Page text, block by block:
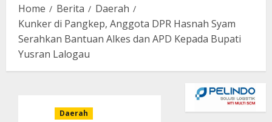
Home Berita
Daerah
Kunker di Pangkep, Anggota DPR Hasnah Syam
Serahkan Bantuan Alkes dan APD Kepada Bupati
Yusran Lalogau
Daerah